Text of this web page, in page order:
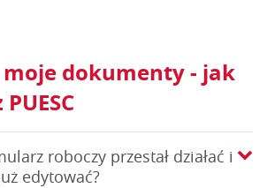
dokumenty - jak
roboczy przestał działać i
edytować?